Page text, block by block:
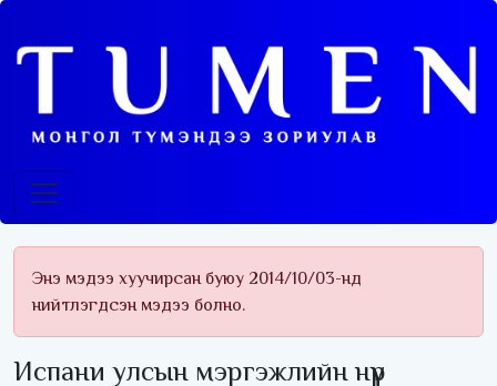
Энэ мэдээ хуучирсан буюу 2014/10/03-нд
нийтлэгдсэн мэдээ болно.
Испани улсын мэргэжлийн нүүр